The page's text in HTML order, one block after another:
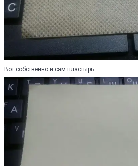
Вот собственно и сам пластырь